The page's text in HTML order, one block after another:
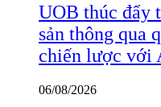
UOB thúc đẩy
sản thông qua
chiến lược với
06/08/2026